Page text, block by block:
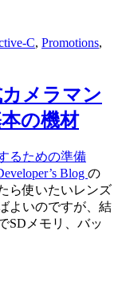
C, Promotions,
メラマン
の機材
るための準備
Blog の
ら使いたいレンズ
よいのですが、結
SDメモリ、バッ